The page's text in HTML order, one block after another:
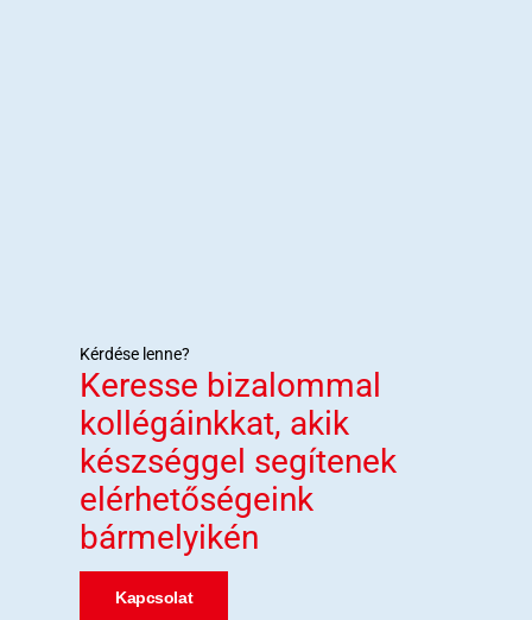
Kérdése lenne?
Keresse bizalommal
kollégáinkkat, akik
készséggel segítenek
elérhetőségeink
bármelyikén
Kapcsolat